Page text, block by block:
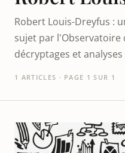
Robert Louis-Dreyfus :
sujet par
décryptages et
1 ARTICLES · PAGE 1 SUR 1